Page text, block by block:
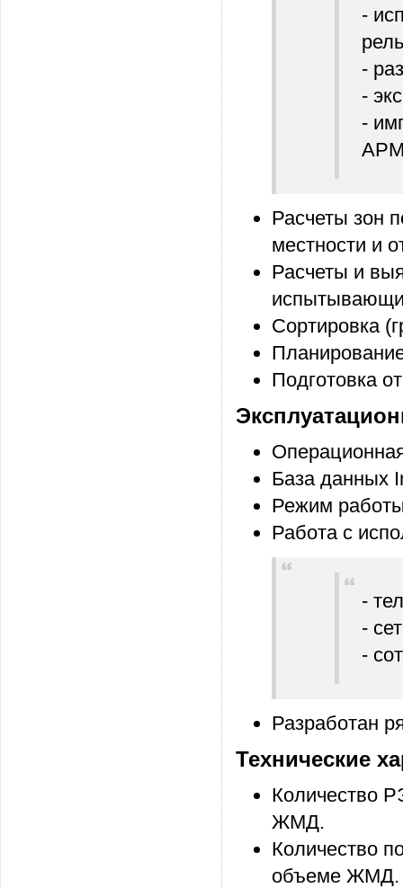
-
-
-
-
Расчеты зон
местности и
Расчеты и
Сортировка
Подготовка
База данных
Режим
Работа с
-
-
-
Разработан
Технические
Количество
ЖМД.
Количество
объеме ЖМД.